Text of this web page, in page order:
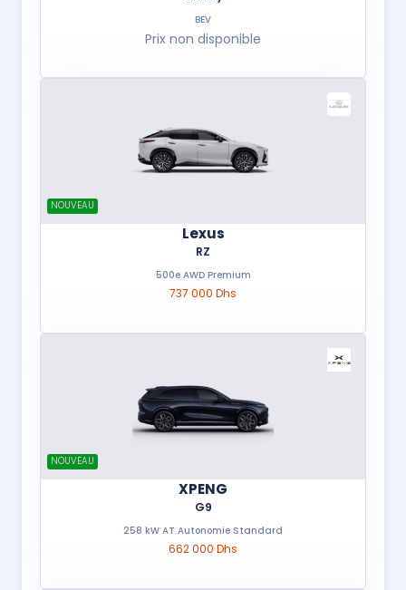
BEV
Prix non disponible
NOUVEAU
Lexus
RZ
500e AWD Premium
737 000 Dhs
NOUVEAU
XPENG
G9
258 kW AT Autonomie Standard
662 000 Dhs